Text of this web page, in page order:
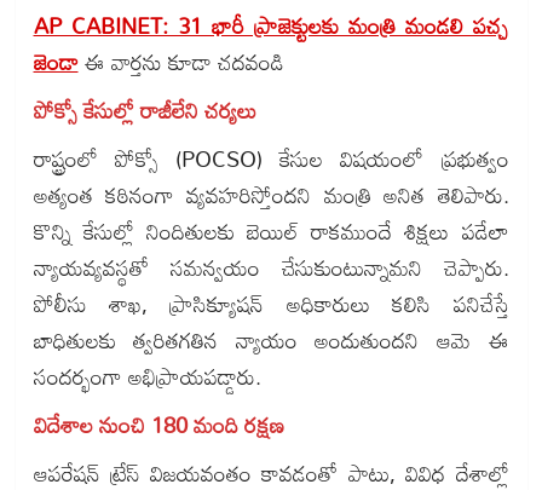
AP CABINET: 31 భారీ ప్రాజెక్టులకు మంత్రి మండలి పచ్చ
జెండాఈ వార్తను కూడా చదవండి
పోక్సో కేసుల్లో రాజీలేని చర్యలు
రాష్ట్రంలో పోక్సో (POCSO) కేసుల విషయంలో ప్రభుత్వం
అత్యంత కఠినంగా వ్యవహరిస్తోందని మంత్రి అనిత తెలిపారు.
కొన్ని కేసుల్లో నిందితులకు బెయిల్ రాకముందే శిక్షలు పడేలా
న్యాయవ్యవస్థతో సమన్వయం చేసుకుంటున్నామని చెప్పారు.
పోలీసు శాఖ, ప్రాసిక్యూషన్ అధికారులు కలిసి పనిచేస్తే
బాధితులకు త్వరితగతిన న్యాయం అందుతుందని ఆమె ఈ
సందర్భంగా అభిప్రాయపడ్డారు.
విదేశాల నుంచి 180 మంది రక్షణ
ఆపరేషన్ ట్రేస్ విజయవంతం కావడంతో పాటు, వివిధ దేశాల్లో